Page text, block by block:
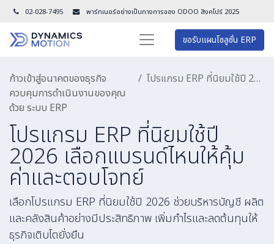
02-028-7495 พาร์ทเนอร์อย่างเป็นทางการของ ODOO สิงคโปร์ 2025
ขอรับแผนโซลูชั่น ERP
ก้าวเข้าสู่อนาคตของธุรกิจ
ควบคุมการดำเนินงานของคุณ
ด้วย ระบบ ERP
โปรแกรม ERP ที่นิยมใช้ปี 2026 เลือกแบรนด์ไหนให้คุ้มค่าและตอบโจทย์
โปรแกรม ERP ที่นิยมใช้ปี
2026 เลือกแบรนด์ไหนให้คุ้ม
ค่าและตอบโจทย์
เลือกโปรแกรม ERP ที่นิยมใช้ปี 2026 ช่วยบริหารบัญชี ผลิต
และคลังสินค้าอย่างมีประสิทธิภาพ เพิ่มกำไรและลดต้นทุนให้
ธุรกิจเติบโตยั่งยืน